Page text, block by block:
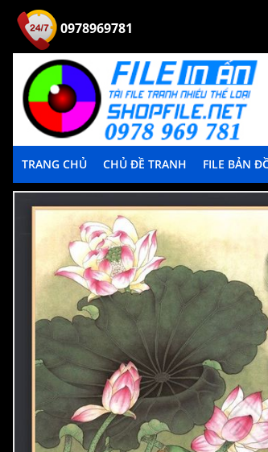
0978969781
TRANG CHỦ CHỦ ĐỀ TRANH FILE BẢN